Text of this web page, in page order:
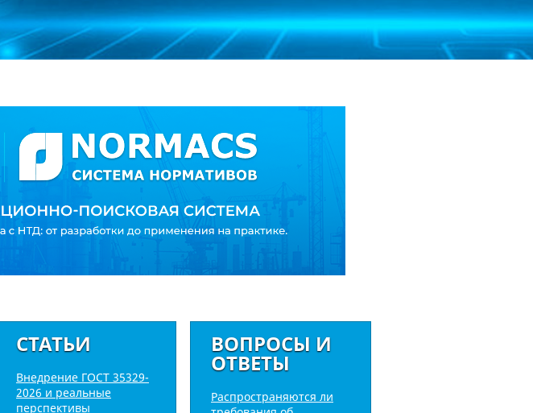
СТАТЬИ
Внедрение ГОСТ 35329-
2026 и реальные
перспективы
ВОПРОСЫ И
ОТВЕТЫ
Распространяются ли